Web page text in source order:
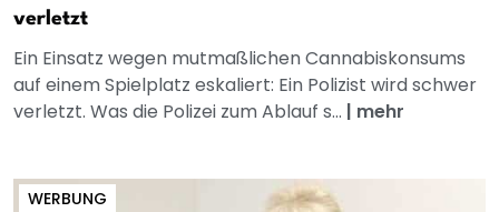
verletzt
Ein Einsatz wegen mutmaßlichen Cannabiskonsums
auf einem Spielplatz eskaliert: Ein Polizist wird schwer
verletzt. Was die Polizei zum Ablauf s... | mehr
WERBUNG